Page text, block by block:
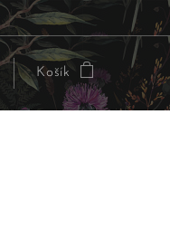
Košík